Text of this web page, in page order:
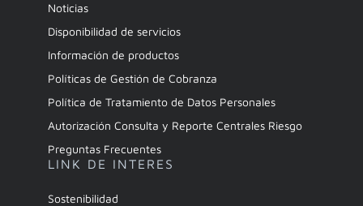
Noticias
Disponibilidad de servicios
Información de productos
Políticas de Gestión de Cobranza
Política de Tratamiento de Datos Personales
Autorización Consulta y Reporte Centrales Riesgo
Preguntas Frecuentes
LINK DE INTERES
Sostenibilidad